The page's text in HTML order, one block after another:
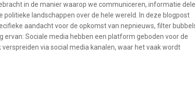
in de manier waarop we communiceren, informatie
landschappen over de hele wereld. In deze blogpost
aandacht voor de opkomst van nepnieuws, filter
Sociale media hebben een platform geboden voor de
via social media kanalen, waar het vaak wordt